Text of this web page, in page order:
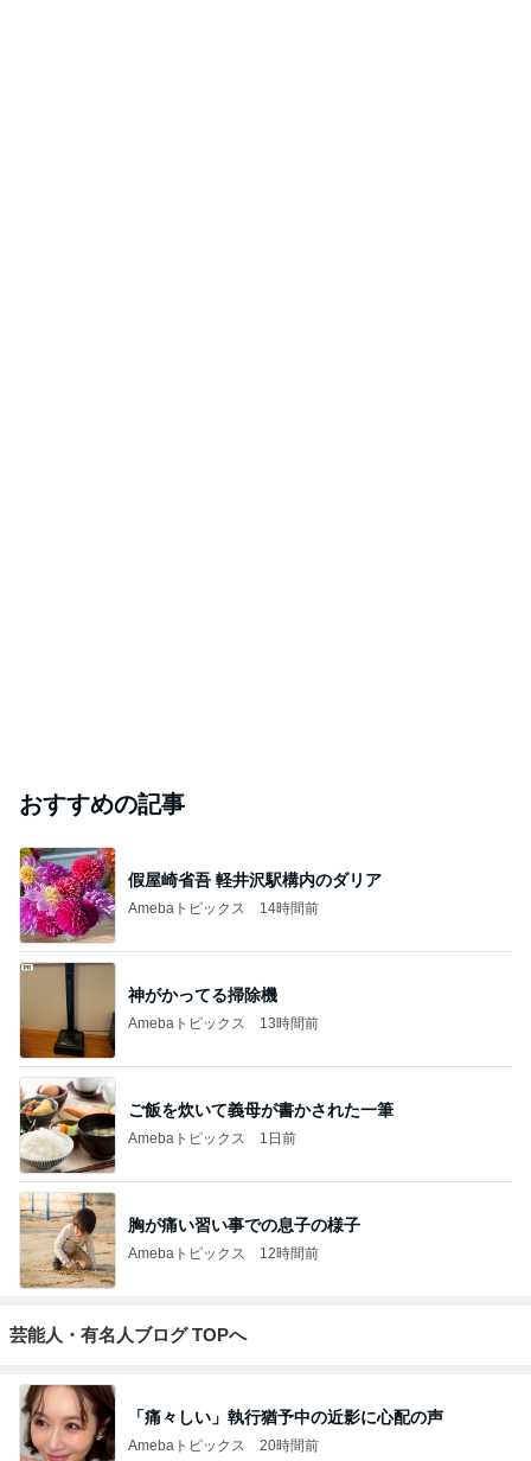
おすすめの記事
假屋崎省吾 軽井沢駅構内のダリア
Amebaトピックス 14時間前
神がかってる掃除機
Amebaトピックス 13時間前
ご飯を炊いて義母が書かされた一筆
Amebaトピックス 1日前
胸が痛い習い事での息子の様子
Amebaトピックス 12時間前
芸能人・有名人ブログ TOPへ
「痛々しい」執行猶予中の近影に心配の声
Amebaトピックス 20時間前